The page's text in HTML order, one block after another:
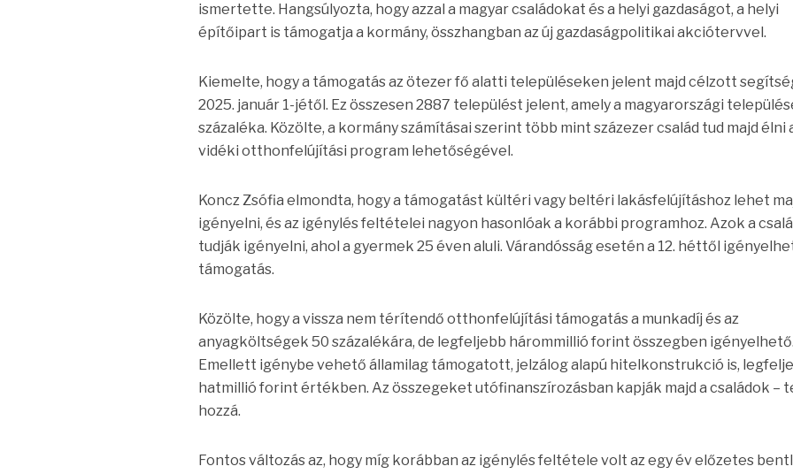
ismertette. Hangsúlyozta, hogy azzal a magyar családokat és a helyi gazdaságot, a helyi
építőipart is támogatja a kormány, összhangban az új gazdaságpolitikai akciótervvel.
Kiemelte, hogy a támogatás az ötezer fő alatti településeken jelent majd célzott
2025. január 1-jétől. Ez összesen 2887 települést jelent, amely a magyarországi
százaléka. Közölte, a kormány számításai szerint több mint százezer család tud majd élni
vidéki otthonfelújítási program lehetőségével.
Koncz Zsófia elmondta, hogy a támogatást kültéri vagy beltéri lakásfelújításhoz lehet
igényelni, és az igénylés feltételei nagyon hasonlóak a korábbi programhoz. Azok a
tudják igényelni, ahol a gyermek 25 éven aluli. Várandósság esetén a 12. héttől
támogatás.
Közölte, hogy a vissza nem térítendő otthonfelújítási támogatás a munkadíj és az
anyagköltségek 50 százalékára, de legfeljebb hárommillió forint összegben igényelhető.
Emellett igénybe vehető államilag támogatott, jelzálog alapú hitelkonstrukció is,
hatmillió forint értékben. Az összegeket utófinanszírozásban kapják majd a családok –
hozzá.
Fontos változás az, hogy míg korábban az igénylés feltétele volt az egy év előzetes